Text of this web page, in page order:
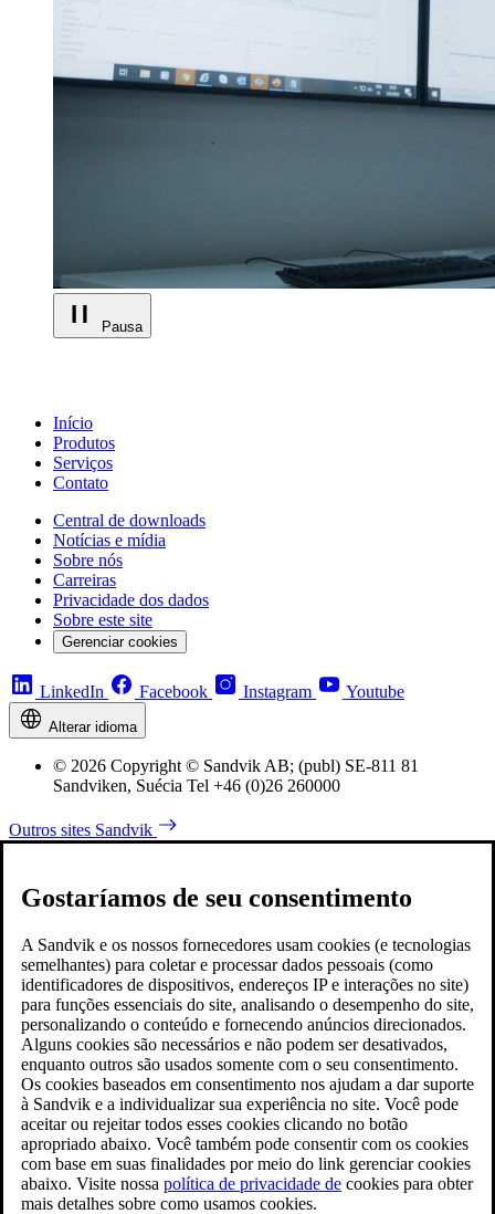
Pausa
Início
Produtos
Serviços
Contato
Central de downloads
Notícias e mídia
Sobre nós
Carreiras
Privacidade dos dados
Sobre este site
Gerenciar cookies
LinkedIn Facebook Instagram Youtube
Alterar idioma
© 2026 Copyright © Sandvik AB; (publ) SE-811 81
Sandviken, Suécia Tel +46 (0)26 260000
Outros sites Sandvik
Gostaríamos de seu consentimento
A Sandvik e os nossos fornecedores usam cookies (e tecnologias
semelhantes) para coletar e processar dados pessoais (como
identificadores de dispositivos, endereços IP e interações no site)
para funções essenciais do site, analisando o desempenho do site,
personalizando o conteúdo e fornecendo anúncios direcionados.
Alguns cookies são necessários e não podem ser desativados,
enquanto outros são usados somente com o seu consentimento.
Os cookies baseados em consentimento nos ajudam a dar suporte
à Sandvik e a individualizar sua experiência no site. Você pode
aceitar ou rejeitar todos esses cookies clicando no botão
apropriado abaixo. Você também pode consentir com os cookies
com base em suas finalidades por meio do link gerenciar cookies
abaixo. Visite nossa política de privacidade de cookies para obter
mais detalhes sobre como usamos cookies.